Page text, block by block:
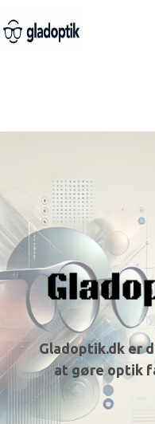
Gladoptik.dk er
at gøre optik